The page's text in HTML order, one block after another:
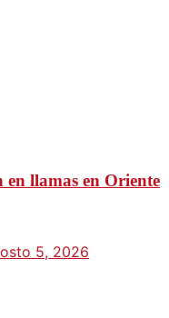
en llamas en Oriente
5, 2026